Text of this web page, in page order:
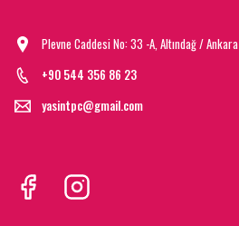
Plevne Caddesi No: 33 -A, Altındağ / Ankara
+90 544 356 86 23
yasintpc@gmail.com